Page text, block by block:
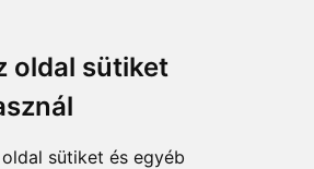
oldal sütiket
sütiket és egyéb
fizetési módok